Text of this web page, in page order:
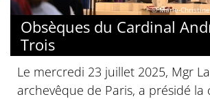
© Marie-
Obsèques du Cardinal
Trois
Le mercredi 23 juillet 2025, Mgr
archevêque de Paris, a présidé